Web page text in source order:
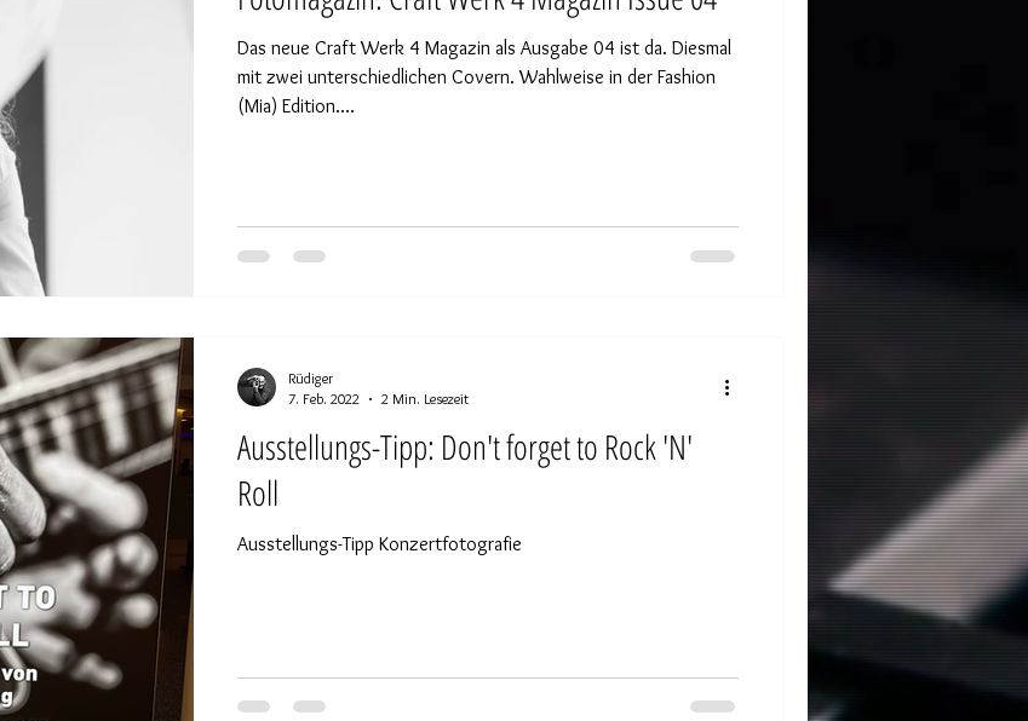
Das neue Craft Werk 4 Magazin als Ausgabe 04 ist da. Diesmal
mit zwei unterschiedlichen Covern. Wahlweise in der Fashion
(Mia) Edition....
Ausstellungs-Tipp: Don't forget to Rock 'N'
Roll
Ausstellungs-Tipp Konzertfotografie
Rüdiger
7. Feb. 2022
2 Min. Lesezeit